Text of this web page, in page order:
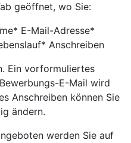
geöffnet, wo Sie:
E-Mail-Adresse*
Anschreiben
Ein vorformuliertes
E-Mail wird
Anschreiben können Sie
ändern.
werden Sie auf